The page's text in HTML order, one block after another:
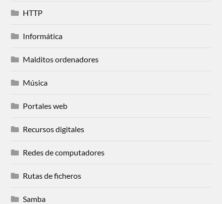
HTTP
Informática
Malditos ordenadores
Música
Portales web
Recursos digitales
Redes de computadores
Rutas de ficheros
Samba